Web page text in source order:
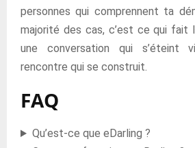
personnes qui comprennent ta
majorité des cas, c’est ce qui fait
une conversation qui s’éteint
rencontre qui se construit.
FAQ
Qu’est-ce que eDarling ?